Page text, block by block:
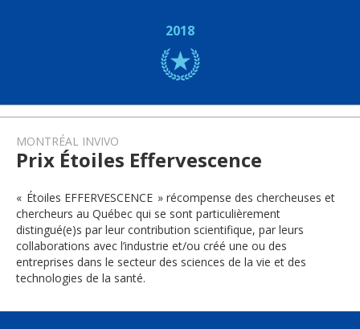
2018
MONTRÉAL INVIVO
Prix Étoiles Effervescence
« Étoiles EFFERVESCENCE » récompense des chercheuses et
chercheurs au Québec qui se sont particulièrement
distingué(e)s par leur contribution scientifique, par leurs
collaborations avec l’industrie et/ou créé une ou des
entreprises dans le secteur des sciences de la vie et des
technologies de la santé.